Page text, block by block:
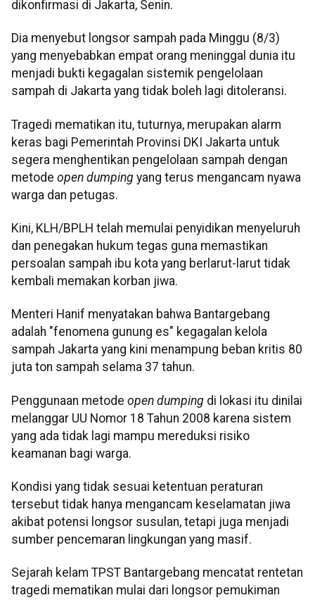
dikonfirmasi di Jakarta, Senin.
Dia menyebut longsor sampah pada Minggu (8/3)
yang menyebabkan empat orang meninggal dunia itu
menjadi bukti kegagalan sistemik pengelolaan
sampah di Jakarta yang tidak boleh lagi ditoleransi.
Tragedi mematikan itu, tuturnya, merupakan alarm
keras bagi Pemerintah Provinsi DKI Jakarta untuk
segera menghentikan pengelolaan sampah dengan
metode open dumping yang terus mengancam nyawa
warga dan petugas.
Kini, KLH/BPLH telah memulai penyidikan menyeluruh
dan penegakan hukum tegas guna memastikan
persoalan sampah ibu kota yang berlarut-larut tidak
kembali memakan korban jiwa.
Menteri Hanif menyatakan bahwa Bantargebang
adalah "fenomena gunung es" kegagalan kelola
sampah Jakarta yang kini menampung beban kritis 80
juta ton sampah selama 37 tahun.
Penggunaan metode open dumping di lokasi itu dinilai
melanggar UU Nomor 18 Tahun 2008 karena sistem
yang ada tidak lagi mampu mereduksi risiko
keamanan bagi warga.
Kondisi yang tidak sesuai ketentuan peraturan
tersebut tidak hanya mengancam keselamatan jiwa
akibat potensi longsor susulan, tetapi juga menjadi
sumber pencemaran lingkungan yang masif.
Sejarah kelam TPST Bantargebang mencatat rentetan
tragedi mematikan mulai dari longsor pemukiman